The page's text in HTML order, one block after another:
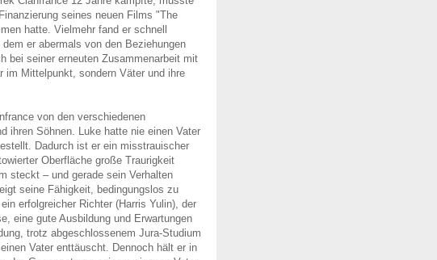
seines neuen Films "The
hatte. Vielmehr fand er schnell
er abermals von den Beziehungen
bei seiner erneuten Zusammenarbeit mit
im Mittelpunkt, sondern Väter und ihre
von den verschiedenen
ihren Söhnen. Luke hatte nie einen Vater
Dadurch ist er ein misstrauischer
Oberfläche große Traurigkeit
steckt – und gerade sein Verhalten
seine Fähigkeit, bedingungslos zu
erfolgreicher Richter (Harris Yulin), der
eine gute Ausbildung und Erwartungen
trotz abgeschlossenem Jura-Studium
Vater enttäuscht. Dennoch hält er in